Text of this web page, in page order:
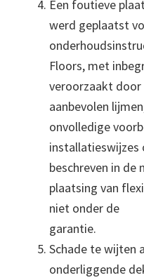
Een foutieve
werd geplaatst
Floors, met
veroorzaakt
aanbevolen
onvolledige
installatieswijzes
beschreven in de
plaatsing van
niet onder de
garantie.
Schade te wijten
onderliggende